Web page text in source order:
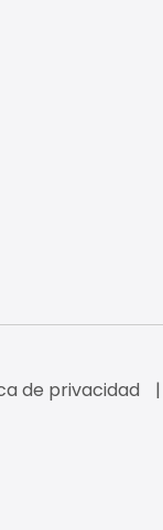
de privacidad